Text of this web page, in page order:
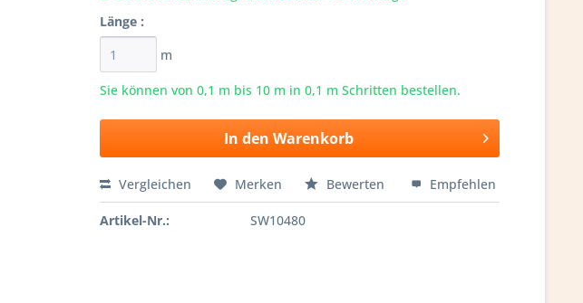
Länge :
m
Sie können von 0,1 m bis 10 m in 0,1 m Schritten bestellen.
In den Warenkorb
Vergleichen Merken Bewerten Empfehlen
Artikel-Nr.: SW10480